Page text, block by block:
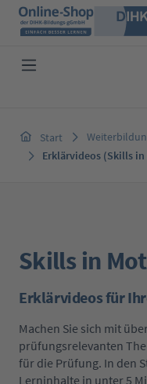
Zum Hauptinhalt springen
Start
Erklärvideos (Skills
Skills in
Erklärvideos für
Machen Sie sich mit
prüfungsrelevanten
für die Prüfung. In den
Lerninhalte in unter 5